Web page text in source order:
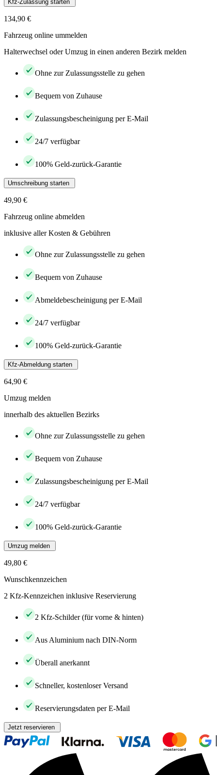
Kfz-Zulassung starten
134,90 €
Fahrzeug online ummelden
Halterwechsel oder Umzug in einen anderen Bezirk melden
Ohne zur Zulassungsstelle zu gehen
Bequem von Zuhause
Zulassungsbescheinigung per E-Mail
24/7 verfügbar
100% Geld-zurück-Garantie
Umschreibung starten
49,90 €
Fahrzeug online abmelden
inklusive aller Kosten & Gebühren
Ohne zur Zulassungsstelle zu gehen
Bequem von Zuhause
Abmeldebescheinigung per E-Mail
24/7 verfügbar
100% Geld-zurück-Garantie
Kfz-Abmeldung starten
64,90 €
Umzug melden
innerhalb des aktuellen Bezirks
Ohne zur Zulassungsstelle zu gehen
Bequem von Zuhause
Zulassungsbescheinigung per E-Mail
24/7 verfügbar
100% Geld-zurück-Garantie
Umzug melden
49,80 €
Wunschkennzeichen
2 Kfz-Kennzeichen inklusive Reservierung
2 Kfz-Schilder (für vorne & hinten)
Aus Aluminium nach DIN-Norm
Überall anerkannt
Schneller, kostenloser Versand
Reservierungsdaten per E-Mail
Jetzt reservieren